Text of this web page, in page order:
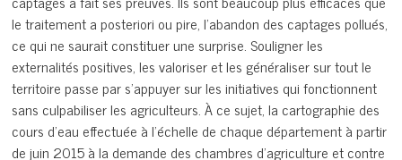
le traitement a posteriori ou pire, l’abandon des captages pollués,
ce qui ne saurait constituer une surprise. Souligner les
externalités positives, les valoriser et les généraliser sur tout le
territoire passe par s’appuyer sur les initiatives qui fonctionnent
sans culpabiliser les agriculteurs. À ce sujet, la cartographie des
cours d’eau effectuée à l’échelle de chaque département à partir
de juin 2015 à la demande des chambres d’agriculture et contre